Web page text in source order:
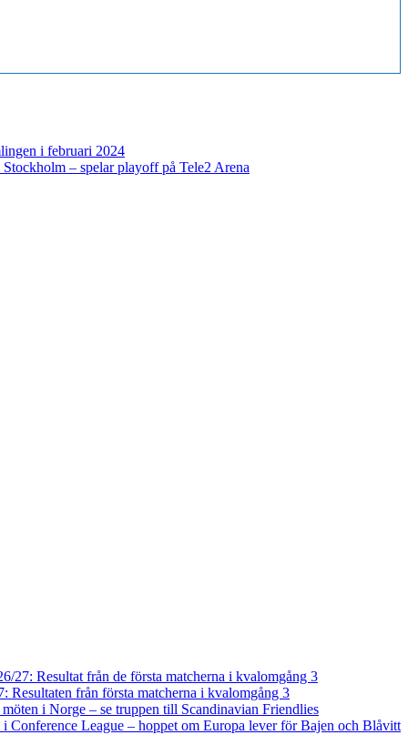
i februari 2024
– spelar playoff på Tele2 Arena
27: Resultat från de första matcherna i kvalomgång 3
Resultaten från första matcherna i kvalomgång 3
i Norge – se truppen till Scandinavian Friendlies
i Conference League – hoppet om Europa lever för Bajen och Blåvitt